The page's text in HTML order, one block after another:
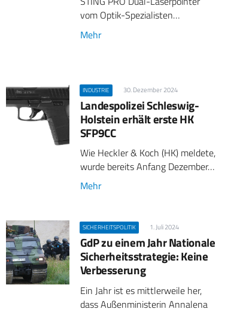
vom Optik-Spezialisten…
Mehr
INDUSTRIE 30. Dezember 2024
Landespolizei Schleswig-
Holstein erhält erste HK
SFP9CC
Wie Heckler & Koch (HK) meldete,
wurde bereits Anfang Dezember…
Mehr
SICHERHEITSPOLITIK 1. Juli 2024
GdP zu einem Jahr Nationale
Sicherheitsstrategie: Keine
Verbesserung
Ein Jahr ist es mittlerweile her,
dass Außenministerin Annalena